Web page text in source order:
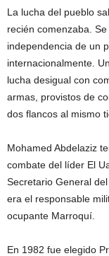
La lucha del pueblo
recién comenzaba.
independencia de un
internacionalmente.
lucha desigual con
armas, provistos de
dos flancos al mismo
Mohamed Abdelaziz
combate del líder El
Secretario General
era el responsable
ocupante Marroquí.
En 1982 fue elegido